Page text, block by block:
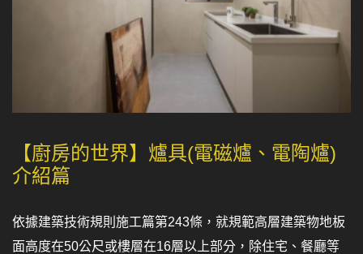
【廚房的世界】爐具(電磁爐、電陶爐)
介紹篇
依據建築技術規則施工篇第243條，就規範高層建築物地板
面高度在50公尺或樓層在16層以上部分，除住宅、餐廳等